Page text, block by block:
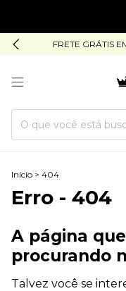
FRETE GRÁTIS
Início > 404
Erro - 404
A página
procurando
Talvez você se